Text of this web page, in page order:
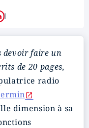
LinkedIn
devoir faire un
de 20 pages,
radio
dimension à sa